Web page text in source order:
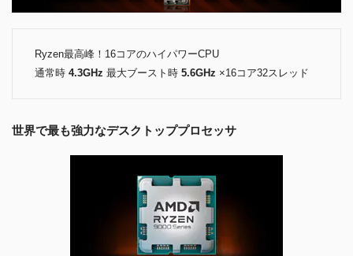
Ryzen最高峰！16コアのハイパワーCPU
通常時 4.3GHz 最大ブースト時 5.6GHz ×16コア32スレッド
世界で最も強力なデスクトッププロセッサ